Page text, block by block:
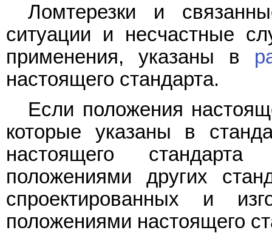
Ломтерезки и
ситуации и несчастные
применения, указаны в
настоящего стандарта.
Если положения
которые указаны в
настоящего
положениями других
спроектированных и
положениями настоящего